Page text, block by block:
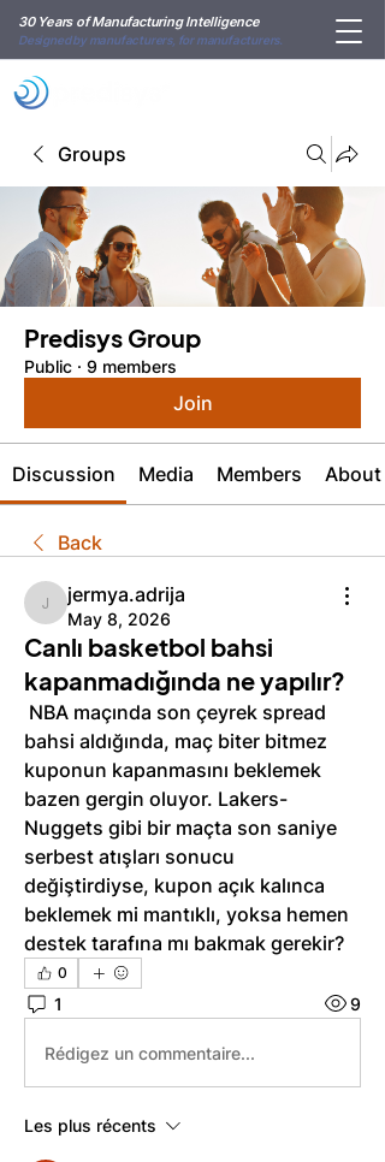
30 Years of Manufacturing Intelligence
Designed by manufacturers, for manufacturers.
Groups
Predisys Group
Public · 9 members
Join
Discussion Media Members About
Back
jermya.adrija
jermya.adrija
May 8, 2026
Canlı basketbol bahsi
kapanmadığında ne yapılır?
bahsi aldığında, maç biter bitmez
kuponun kapanmasını beklemek
bazen gergin oluyor. Lakers-
Nuggets gibi bir maçta son saniye
serbest atışları sonucu
değiştirdiyse, kupon açık kalınca
beklemek mi mantıklı, yoksa hemen
destek tarafına mı bakmak gerekir?
0
1 9
Rédigez un commentaire...
Les plus récents